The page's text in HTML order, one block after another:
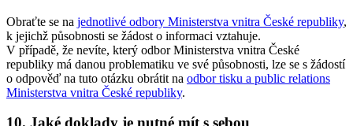
Obraťte se na jednotlivé odbory Ministerstva vnitra České republiky,
k jejichž působnosti se žádost o informaci vztahuje.
V případě, že nevíte, který odbor Ministerstva vnitra České
republiky má danou problematiku ve své působnosti, lze se s žádostí
o odpověď na tuto otázku obrátit na odbor tisku a public relations
Ministerstva vnitra České republiky.
10. Jaké doklady je nutné mít s sebou